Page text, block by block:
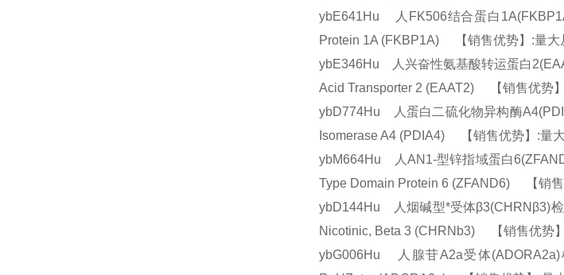
ybE641Hu 人FK506结合蛋白
Protein 1A (FKBP1A) 【销售优势】:量
ybE346Hu 人兴奋性氨基酸转运蛋白
Acid Transporter 2 (EAAT2) 【销售优势
ybD774Hu 人蛋白二硫化物异构酶
Isomerase A4 (PDIA4) 【销售优势】:量
ybM664Hu 人AN1-型锌指域蛋白
Type Domain Protein 6 (ZFAND6) 【销
ybD144Hu 人烟碱型*受体β3(CHRNβ3)
Nicotinic, Beta 3 (CHRNb3) 【销售优势
ybG006Hu 人腺苷A2a受体